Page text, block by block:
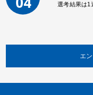
選考結果は1
エ